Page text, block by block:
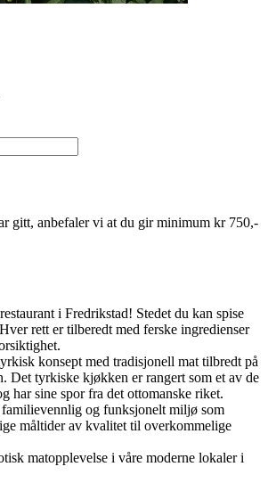
gitt, anbefaler vi at du gir minimum kr 750,-
i Fredrikstad! Stedet du kan spise
rett er tilberedt med ferske ingredienser
konsept med tradisjonell mat tilbredt på
Det tyrkiske kjøkken er rangert som et av de
har sine spor fra det ottomanske riket.
familievennlig og funksjonelt miljø som
måltider av kvalitet til overkommelige
matopplevelse i våre moderne lokaler i